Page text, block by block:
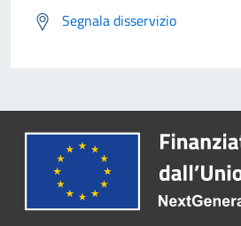
Segnala disservizio